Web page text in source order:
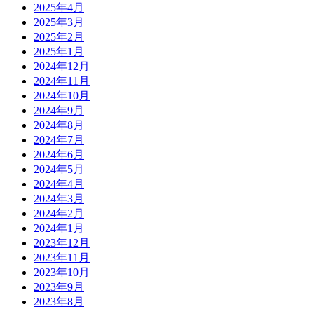
2025年4月
2025年3月
2025年2月
2025年1月
2024年12月
2024年11月
2024年10月
2024年9月
2024年8月
2024年7月
2024年6月
2024年5月
2024年4月
2024年3月
2024年2月
2024年1月
2023年12月
2023年11月
2023年10月
2023年9月
2023年8月